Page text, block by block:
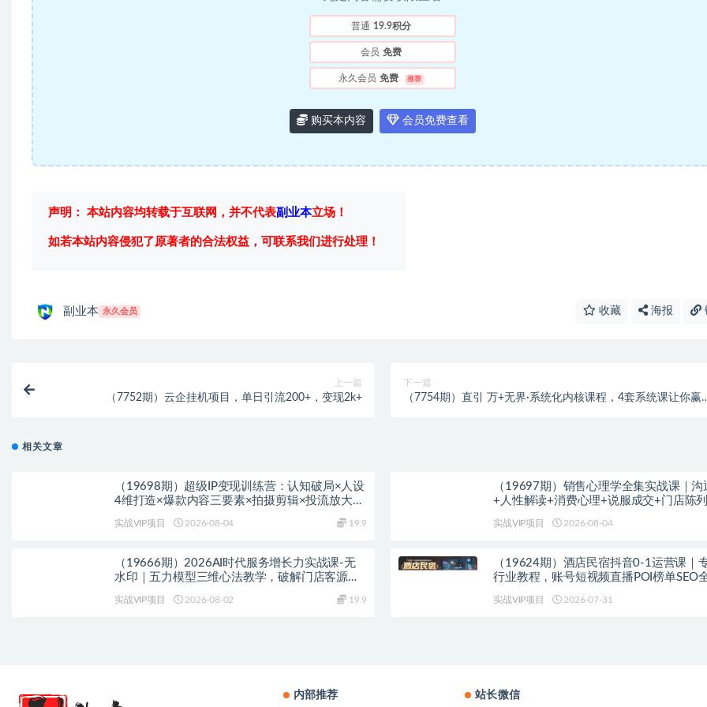
普通 19.9积分
会员 免费
永久会员 免费 推荐
购买本内容 会员免费查看
声明： 本站内容均转载于互联网，并不代表副业本立场！
如若本站内容侵犯了原著者的合法权益，可联系我们进行处理！
副业本 永久会员 收藏 海报
上一篇
（7752期）云企挂机项目，单日引流200+，变现2k+
下一篇
（7754期）直引 万+无界·系统化内核课程，4套系统课让你赢
相关文章
（19698期）超级IP变现训练营：认知破局×人设
4维打造×爆款内容三要素×拍摄剪辑×投流放大×
实战VIP项目 2026-08-04 19.9
（19697期）销售心理学全集实战课｜沟
+人性解读+消费心理+说服成交+门店陈
实战VIP项目 2026-08-04
（19666期）2026AI时代服务增长力实战课-无
水印｜五力模型三维心法教学，破解门店客源流
实战VIP项目 2026-08-02 19.9
（19624期）酒店民宿抖音0-1运营课｜
行业教程，账号短视频直播POI榜单SEO
实战VIP项目 2026-07-31
内部推荐 站长微信